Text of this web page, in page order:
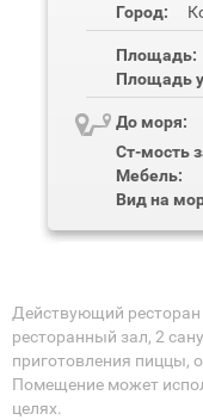
Город:
Площадь:
Площадь
До моря:
Ст-мость
Мебель:
Вид на
Действующий ресторан
ресторанный зал, 2
приготовления пиццы,
Помещение может
целях.